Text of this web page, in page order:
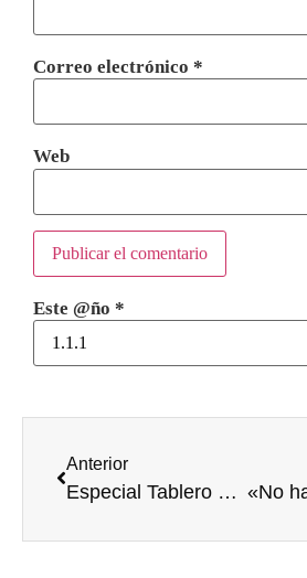
Correo electrónico *
Web
Este @ño *
Anterior
Especial Tablero de Música XXV aniversario de la Universidad de Burgos